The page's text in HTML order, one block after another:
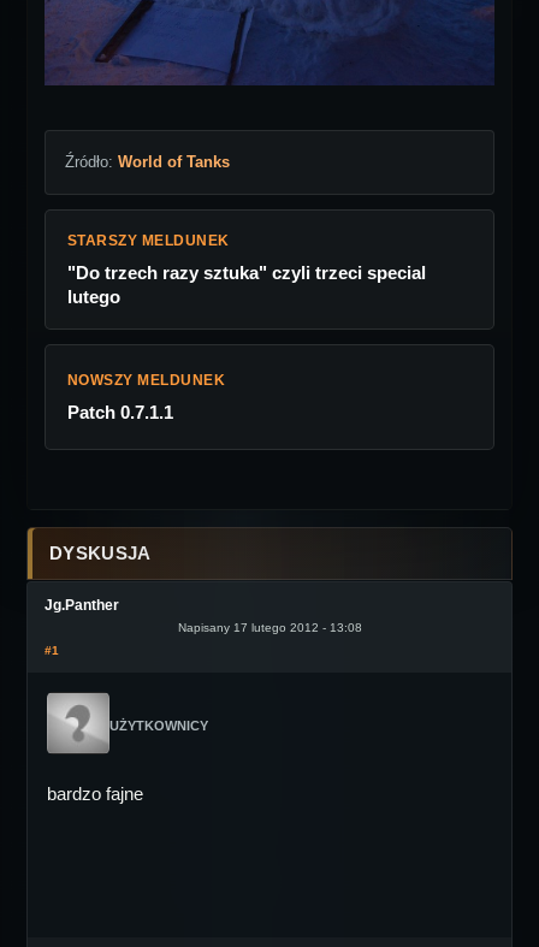
Źródło: World of Tanks
STARSZY MELDUNEK
"Do trzech razy sztuka" czyli trzeci special
lutego
NOWSZY MELDUNEK
Patch 0.7.1.1
DYSKUSJA
Jg.Panther
Napisany 17 lutego 2012 - 13:08
#1
UŻYTKOWNICY
bardzo fajne